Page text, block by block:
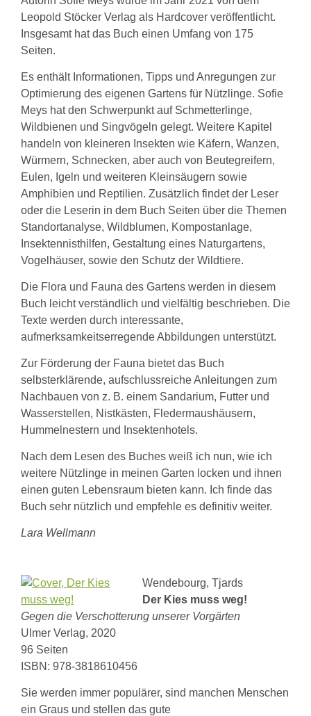
Leopold Stöcker Verlag als Hardcover veröffentlicht.
Insgesamt hat das Buch einen Umfang von 175
Seiten.
Es enthält Informationen, Tipps und Anregungen zur
Optimierung des eigenen Gartens für Nützlinge. Sofie
Meys hat den Schwerpunkt auf Schmetterlinge,
Wildbienen und Singvögeln gelegt. Weitere Kapitel
handeln von kleineren Insekten wie Käfern, Wanzen,
Würmern, Schnecken, aber auch von Beutegreifern,
Eulen, Igeln und weiteren Kleinsäugern sowie
Amphibien und Reptilien. Zusätzlich findet der Leser
oder die Leserin in dem Buch Seiten über die Themen
Standortanalyse, Wildblumen, Kompostanlage,
Insektennisthilfen, Gestaltung eines Naturgartens,
Vogelhäuser, sowie den Schutz der Wildtiere.
Die Flora und Fauna des Gartens werden in diesem
Buch leicht verständlich und vielfältig beschrieben. Die
Texte werden durch interessante,
aufmerksamkeitserregende Abbildungen unterstützt.
Zur Förderung der Fauna bietet das Buch
selbsterklärende, aufschlussreiche Anleitungen zum
Nachbauen von z. B. einem Sandarium, Futter und
Wasserstellen, Nistkästen, Fledermaushäusern,
Hummelnestern und Insektenhotels.
Nach dem Lesen des Buches weiß ich nun, wie ich
weitere Nützlinge in meinen Garten locken und ihnen
einen guten Lebensraum bieten kann. Ich finde das
Buch sehr nützlich und empfehle es definitiv weiter.
Lara Wellmann
Wendebourg, Tjards
Der Kies muss weg!
Gegen die Verschotterung unserer Vorgärten
Ulmer Verlag, 2020
96 Seiten
ISBN: 978-3818610456
Sie werden immer populärer, sind manchen Menschen
ein Graus und stellen das gute